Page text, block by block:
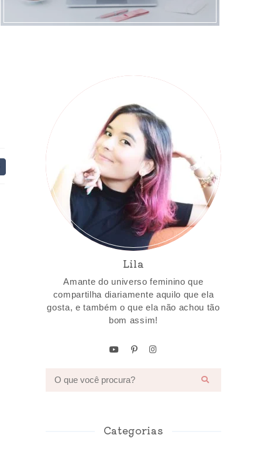
Lila
Amante do universo feminino que
compartilha diariamente aquilo que ela
gosta, e também o que ela não achou tão
bom assim!
Categorias